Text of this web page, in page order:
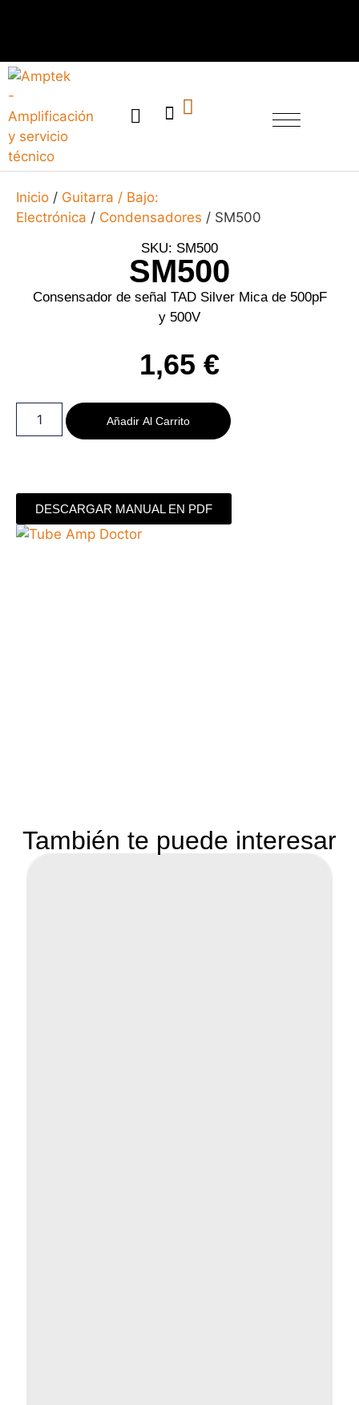
Inicio / Guitarra / Bajo:
Electrónica / Condensadores / SM500
SKU: SM500
SM500
Consensador de señal TAD Silver Mica de 500pF
y 500V
1,65 €
Añadir Al Carrito
DESCARGAR MANUAL EN PDF
También te puede interesar